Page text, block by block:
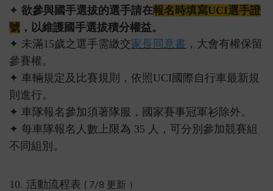
✦ 欲參與國手選拔的選手請在報名時填寫UCI選手證
號 ， 以維護國手選拔積分權益。
✦ 未滿15歲之選手需繳交家長同意書 ，大會有權保留
參賽權。
✦ 車輛規定及比賽規則，依照UCI國際自行車最新規
則進行。
✦ 車隊報名參加須著隊服，國家賽事冠軍衫除外。
✦ 每車隊報名人數上限為 35 人，可分別參加競賽組
不同組別。
10. 活動流程表 ( 7/8 更新 ）